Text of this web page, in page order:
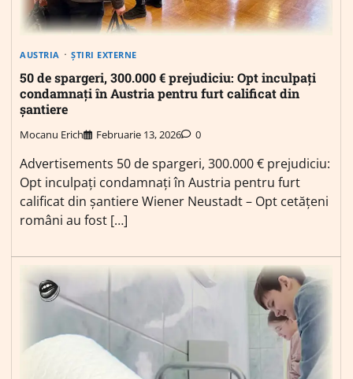
AUSTRIA ȘTIRI EXTERNE
50 de spargeri, 300.000 € prejudiciu: Opt inculpați
condamnați în Austria pentru furt calificat din
șantiere
Mocanu Erich Februarie 13, 2026 0
Advertisements 50 de spargeri, 300.000 € prejudiciu:
Opt inculpați condamnați în Austria pentru furt
calificat din șantiere Wiener Neustadt – Opt cetățeni
români au fost […]